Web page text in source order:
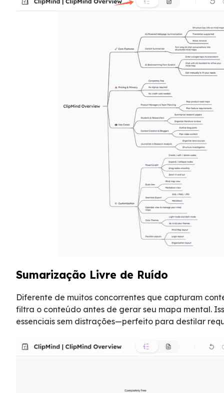
Sumarização Livre de Ruído
Diferente de muitos concorrentes que capturam
filtra o conteúdo antes de gerar seu mapa mental.
essenciais sem distrações—perfeito para destilar